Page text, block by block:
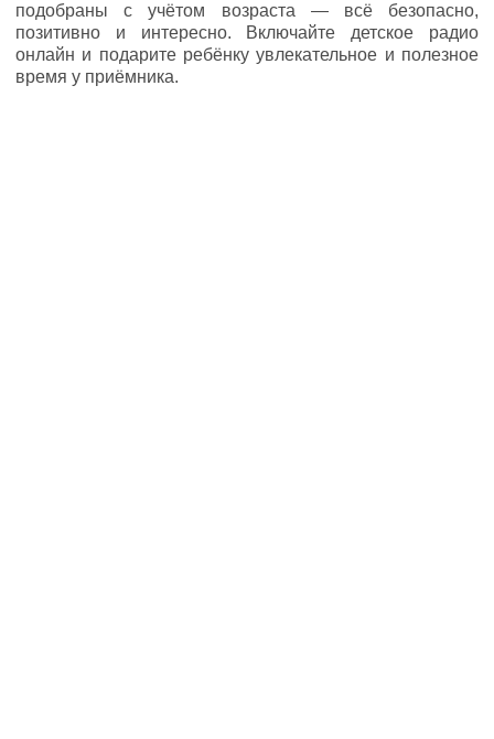
подобраны с учётом возраста — всё безопасно,
позитивно и интересно. Включайте детское радио
онлайн и подарите ребёнку увлекательное и полезное
время у приёмника.